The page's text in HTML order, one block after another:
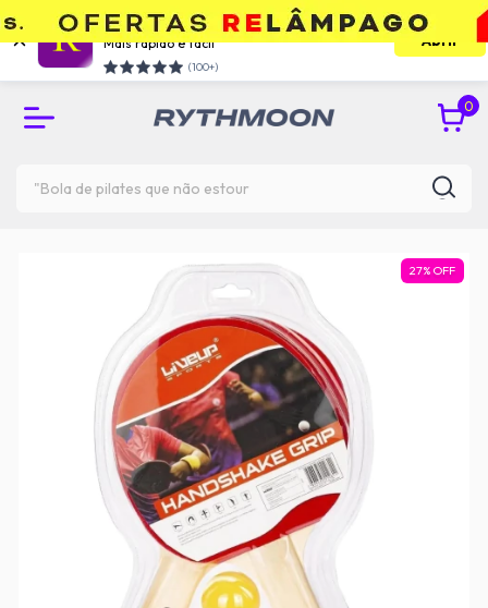
Use o app e economize
Mais rápido e facil
(100+)
Abrir
RETIRE GRÁTIS NA UNIDADE DO TATUAPÉ
0
27% OFF